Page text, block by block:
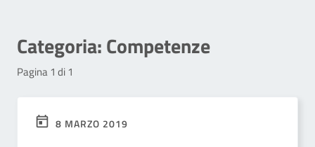
Categoria:Competenze
Pagina 1 di 1
8 MARZO 2019